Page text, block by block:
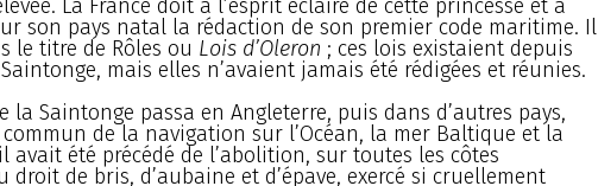
La France doit à l’esprit éclairé de cette princesse et à
son pays natal la rédaction de son premier code maritime. Il
le titre de Rôles ou Lois d’Oleron ; ces lois existaient depuis
mais elles n’avaient jamais été rédigées et réunies.
la Saintonge passa en Angleterre, puis dans d’autres pays,
de la navigation sur l’Océan, la mer Baltique et la
avait été précédé de l’abolition, sur toutes les côtes
droit de bris, d’aubaine et d’épave, exercé si cruellement